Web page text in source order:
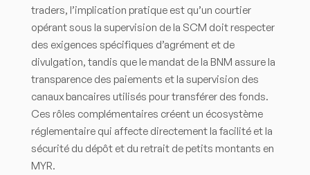
traders, l’implication pratique est qu’un courtier
opérant sous la supervision de la SCM doit respecter
des exigences spécifiques d’agrément et de
divulgation, tandis que le mandat de la BNM assure la
transparence des paiements et la supervision des
canaux bancaires utilisés pour transférer des fonds.
Ces rôles complémentaires créent un écosystème
réglementaire qui affecte directement la facilité et la
sécurité du dépôt et du retrait de petits montants en
MYR.